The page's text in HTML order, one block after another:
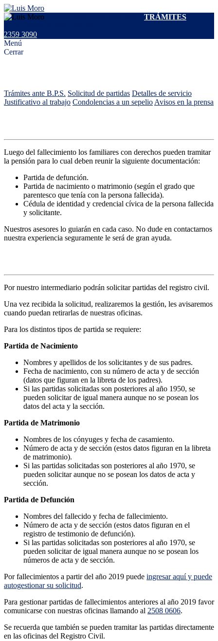
TRÁMITES
2359 3090
Menú
Cerrar
Trámites ante B.P.S. Solicitud de partidas Detalles de servicio
Justificativo al trabajo Condolencias a un sepelio Avisos en la prensa
Luego del fallecimiento los familiares con derechos pueden tramitar
la pensión para lo cual deben reunir la siguiente documentación:
Partida de defunción.
Partida de nacimiento o matrimonio (según el grado que
parentesco que tenía con la persona fallecida).
Cédula de identidad y credencial cívica de la persona fallecida
y solicitante.
Nuestros asesores lo guiarán en cada caso. No dude en contactarnos
nuestra experiencia seguramente le será de gran ayuda.
Por nuestro intermediario podrán solicitar partidas del registro civil.
Una vez recibida la solicitud, realizaremos la gestión, les avisaremos
cuando puedan retirarlas de nuestras oficinas.
Para los distintos tipos de partida se requiere:
Partida de Nacimiento
Nombres y apellidos de los solicitantes y de sus padres.
Fecha de nacimiento, con su número de acta y de sección
(datos que figuran en la libreta de los padres).
Si las partidas solicitadas son posteriores al año 1950, se
pueden solicitar de igual manera aunque no se posean los
datos del acta y la sección.
Partida de Matrimonio
Nombres de los cónyuges y fecha de casamiento.
Número de acta y de sección (estos datos figuran en la libreta
de matrimonio).
Si las partidas solicitadas son posteriores al año 1970, se
pueden solicitar aunque no se posean los datos de acta y
sección.
Partida de Defunción
Nombres del fallecido y fecha de fallecimiento.
Número de acta y de sección (estos datos figuran en el
registro de testimonio de defunción).
Si las partidas solicitadas son posteriores al año 1970, se
pueden solicitar de igual manera aunque no se posean los
números de acta y de sección.
Por fallecimientos a partir del año 2019 puede ingresar aquí y puede
autogestionar su solicitud.
Para gestionar partidas de fallecimientos anteriores al año 2019 favor
comunicarse con nuestras oficinas llamando al 2508 0606.
Se recuerda que también se pueden tramitar las partidas directamente
en las oficinas del Registro Civil.